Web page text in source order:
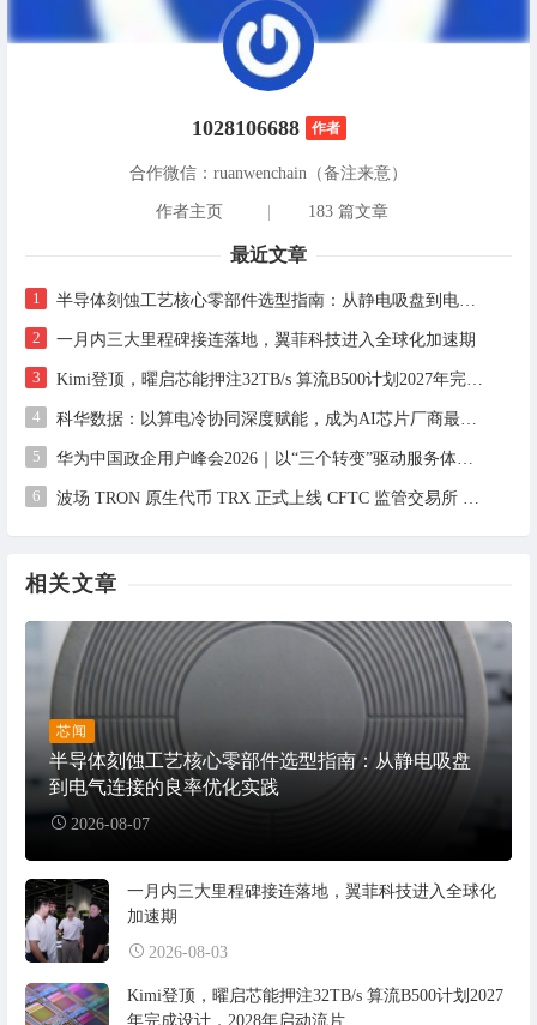
1028106688 作者
合作微信：ruanwenchain（备注来意）
作者主页 183 篇文章
最近文章
1 半导体刻蚀工艺核心零部件选型指南：从静电吸盘到电气连接的良率优化实践
2 一月内三大里程碑接连落地，翼菲科技进入全球化加速期
3 Kimi登顶，曜启芯能押注32TB/s 算流B500计划2027年完成设计，2028年启动流片
4 科华数据：以算电冷协同深度赋能，成为AI芯片厂商最值得信赖的算力基础设施合作伙伴
5 华为中国政企用户峰会2026｜以“三个转变”驱动服务体系全面升级
6 波场 TRON 原生代币 TRX 正式上线 CFTC 监管交易所 Bitnomial，开启合规期货交易新篇章
相关文章
芯闻
半导体刻蚀工艺核心零部件选型指南：从静电吸盘
到电气连接的良率优化实践
2026-08-07
一月内三大里程碑接连落地，翼菲科技进入全球化
加速期
2026-08-03
Kimi登顶，曜启芯能押注32TB/s 算流B500计划2027
年完成设计，2028年启动流片